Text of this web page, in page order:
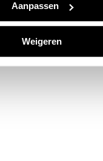
Aanpassen
Weigeren